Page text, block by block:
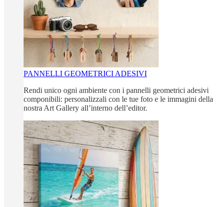
PANNELLI GEOMETRICI ADESIVI
Rendi unico ogni ambiente con i pannelli geometrici adesivi
componibili: personalizzali con le tue foto e le immagini della
nostra Art Gallery all’interno dell’editor.